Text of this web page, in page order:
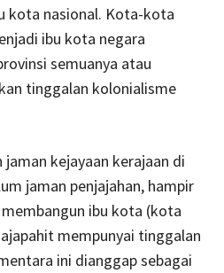
kota nasional. Kota-kota
ibu kota negara
semuanya atau
tinggalan kolonialisme
kejayaan kerajaan di
jaman penjajahan, hampir
ibu kota (kota
mempunyai tinggalan
ini dianggap sebagai